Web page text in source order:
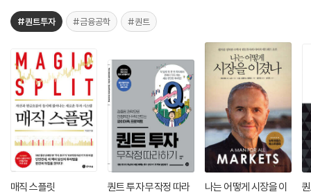
#퀀트투자 #금융공학 #퀀트
매직 스플릿
퀀트 투자 무작정 따라
나는 어떻게 시장을 이